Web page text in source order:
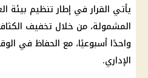
يأتي القرار في إطار تنظيم بيئة
المشمولة، من خلال تخفيف
واحدًا أسبوعيًا، مع الحفاظ في
الإداري.